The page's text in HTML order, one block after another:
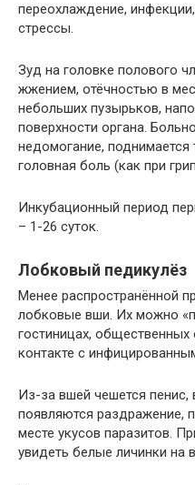
переохлаждение,
стрессы.
Зуд на головке полового
жжением, отёчностью в
небольших пузырьков,
поверхности органа.
недомогание, поднимается
головная боль (как при
Инкубационный период
– 1-26 суток.
Лобковый педикулёз
Менее распространённой
лобковые вши. Их можно
гостиницах, общественных
контакте с
Из-за вшей чешется пенис,
появляются раздражение,
месте укусов паразитов.
увидеть белые личинки на